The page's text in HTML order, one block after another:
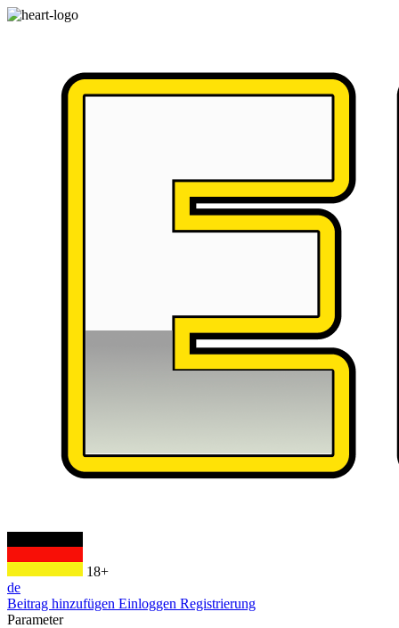
18+
de
Beitrag hinzufügen Einloggen Registrierung
Parameter